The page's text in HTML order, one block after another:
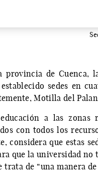
provincia de Cuenca,
sedes en
Motilla del
a las zonas
con todos los
considera que estas
que la universidad no
trata de “una manera